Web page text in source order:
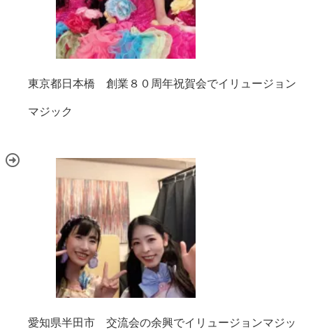
東京都日本橋 創業８０周年祝賀会でイリュージョン
マジック
愛知県半田市 交流会の余興でイリュージョンマジッ